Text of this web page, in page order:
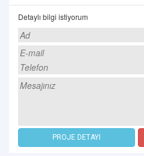
Detaylı bilgi istiyorum
PROJE DETAYI